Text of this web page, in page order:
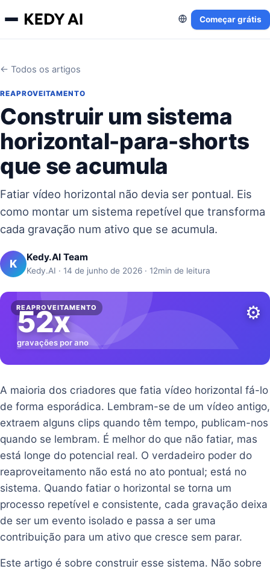
Começar grátis
← Todos os artigos
REAPROVEITAMENTO
Construir um sistema
horizontal-para-shorts
que se acumula
Fatiar vídeo horizontal não devia ser pontual. Eis
como montar um sistema repetível que transforma
cada gravação num ativo que se acumula.
K Kedy.AI Team
Kedy.AI · 14 de junho de 2026 · 12min de leitura
REAPROVEITAMENTO ⚙️
52x
gravações por ano
A maioria dos criadores que fatia vídeo horizontal fá-lo
de forma esporádica. Lembram-se de um vídeo antigo,
extraem alguns clips quando têm tempo, publicam-nos
quando se lembram. É melhor do que não fatiar, mas
está longe do potencial real. O verdadeiro poder do
reaproveitamento não está no ato pontual; está no
sistema. Quando fatiar o horizontal se torna um
processo repetível e consistente, cada gravação deixa
de ser um evento isolado e passa a ser uma
contribuição para um ativo que cresce sem parar.
Este artigo é sobre construir esse sistema. Não sobre